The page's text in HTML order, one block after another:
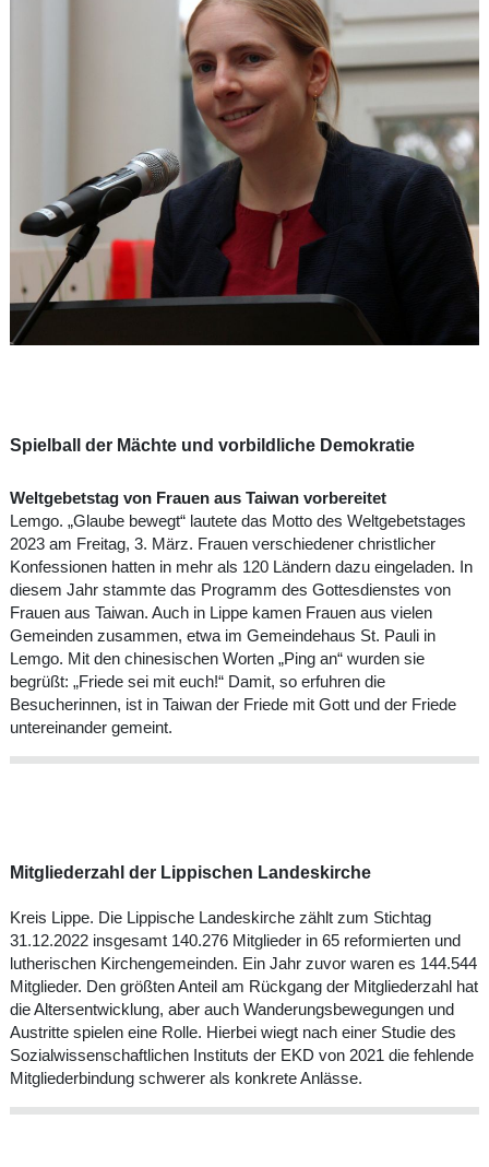
Spielball der Mächte und vorbildliche Demokratie
Weltgebetstag von Frauen aus Taiwan vorbereitet
Lemgo. „Glaube bewegt“ lautete das Motto des Weltgebetstages
2023 am Freitag, 3. März. Frauen verschiedener christlicher
Konfessionen hatten in mehr als 120 Ländern dazu eingeladen. In
diesem Jahr stammte das Programm des Gottesdienstes von
Frauen aus Taiwan. Auch in Lippe kamen Frauen aus vielen
Gemeinden zusammen, etwa im Gemeindehaus St. Pauli in
Lemgo. Mit den chinesischen Worten „Ping an“ wurden sie
begrüßt: „Friede sei mit euch!“ Damit, so erfuhren die
Besucherinnen, ist in Taiwan der Friede mit Gott und der Friede
untereinander gemeint.
Mitgliederzahl der Lippischen Landeskirche
Kreis Lippe. Die Lippische Landeskirche zählt zum Stichtag
31.12.2022 insgesamt 140.276 Mitglieder in 65 reformierten und
lutherischen Kirchengemeinden. Ein Jahr zuvor waren es 144.544
Mitglieder. Den größten Anteil am Rückgang der Mitgliederzahl hat
die Altersentwicklung, aber auch Wanderungsbewegungen und
Austritte spielen eine Rolle. Hierbei wiegt nach einer Studie des
Sozialwissenschaftlichen Instituts der EKD von 2021 die fehlende
Mitgliederbindung schwerer als konkrete Anlässe.